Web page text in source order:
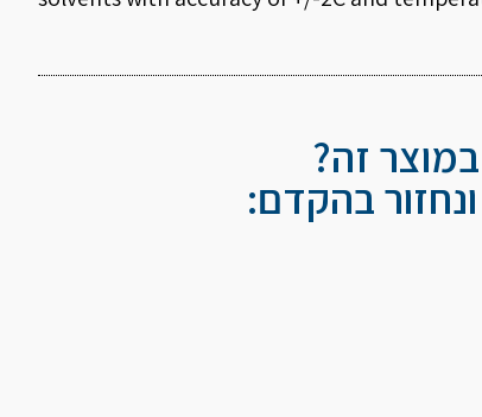
במוצר זה?
בהקדם: